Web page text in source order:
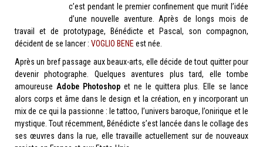
c’est pendant le premier confinement que murit l’idée
d’une nouvelle aventure. Après de longs mois de
travail et de prototypage, Bénédicte et Pascal, son compagnon,
décident de se lancer : VOGLIO BENE est née.
Après un bref passage aux beaux-arts, elle décide de tout quitter pour
devenir photographe. Quelques aventures plus tard, elle tombe
amoureuse Adobe Photoshop et ne le quittera plus. Elle se lance
alors corps et âme dans le design et la création, en y incorporant un
mix de ce qui la passionne : le tattoo, l’univers baroque, l’onirique et le
mystique. Tout récemment, Bénédicte s’est lancée dans le collage des
ses œuvres dans la rue, elle travaille actuellement sur de nouveaux